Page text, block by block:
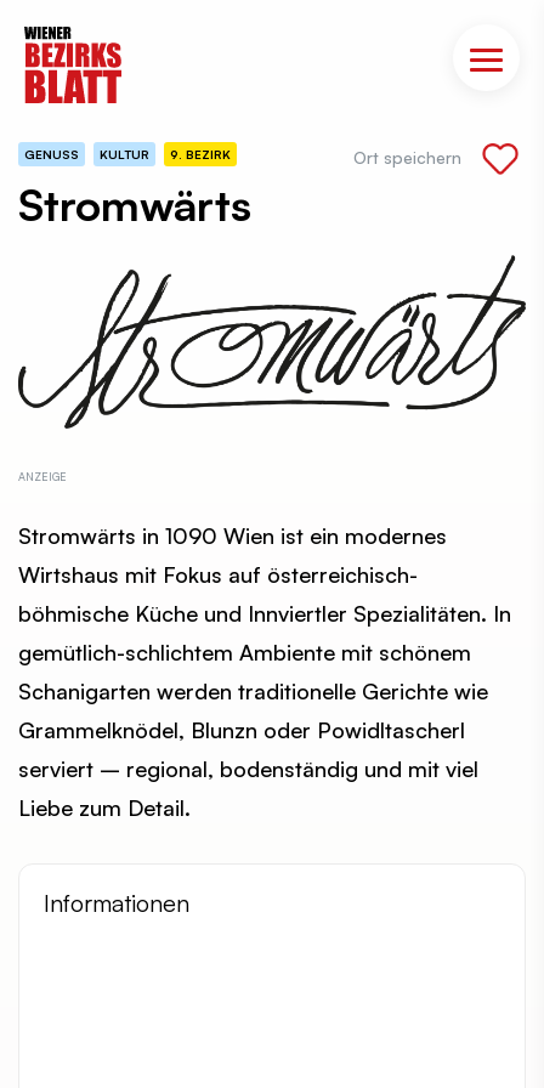
Ort speichern
GENUSS KULTUR 9. BEZIRK
Stromwärts
Stromwärts in 1090 Wien ist ein modernes
Wirtshaus mit Fokus auf österreichisch-
böhmische Küche und Innviertler Spezialitäten. In
gemütlich-schlichtem Ambiente mit schönem
Schanigarten werden traditionelle Gerichte wie
Grammelknödel, Blunzn oder Powidltascherl
serviert – regional, bodenständig und mit viel
Liebe zum Detail.
Informationen